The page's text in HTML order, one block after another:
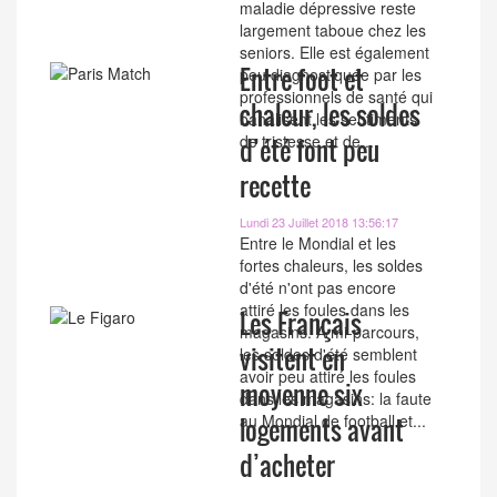
maladie dépressive reste
largement taboue chez les
seniors. Elle est également
peu diagnostiquée par les
professionnels de santé qui
banalisent les sentiments
de tristesse et de...
Entre foot et
chaleur, les soldes
d’été font peu
recette
Lundi 23 Juillet 2018 13:56:17
Entre le Mondial et les
fortes chaleurs, les soldes
d'été n'ont pas encore
attiré les foules dans les
magasins. A mi-parcours,
les soldes d'été semblent
avoir peu attiré les foules
dans les magasins: la faute
au Mondial de football et...
Les Français
visitent en
moyenne six
logements avant
d’acheter